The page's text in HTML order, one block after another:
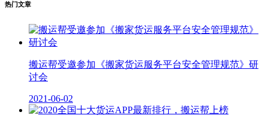
热门文章
搬运帮受邀参加《搬家货运服务平台安全管理规范》研
讨会
2021-06-02